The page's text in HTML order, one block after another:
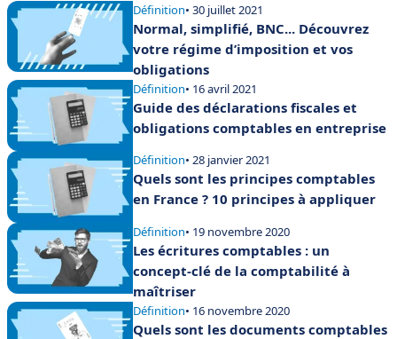
Définition• 30 juillet 2021
Normal, simplifié, BNC... Découvrez
votre régime d’imposition et vos
obligations
Définition• 16 avril 2021
Guide des déclarations fiscales et
obligations comptables en entreprise
Définition• 28 janvier 2021
Quels sont les principes comptables
en France ? 10 principes à appliquer
Définition• 19 novembre 2020
Les écritures comptables : un
concept-clé de la comptabilité à
maîtriser
Définition• 16 novembre 2020
Quels sont les documents comptables